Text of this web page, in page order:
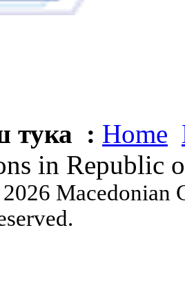
тука : Home
in Republic
Macedonian